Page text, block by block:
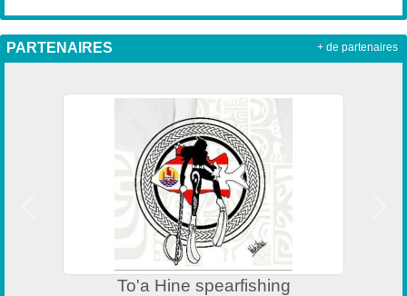
PARTENAIRES
Direction de la jeunesse et des
+ de partenaires